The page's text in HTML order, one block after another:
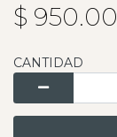
$ 950.00
CANTIDAD